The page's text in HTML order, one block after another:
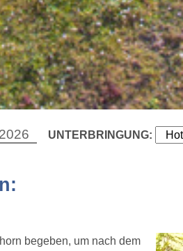
UNTERBRINGUNG:
begeben, um nach dem